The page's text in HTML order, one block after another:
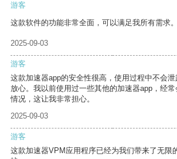
游客
这款软件的功能非常全面，可以满足我所有需求。
2025-09-03
游客
这款加速器app的安全性很高，使用过程中不会
放心。我以前使用过一些其他的加速器app，经
情况，这让我非常担心。
2025-09-03
游客
这款加速器VPM应用程序已经为我们带来了无限